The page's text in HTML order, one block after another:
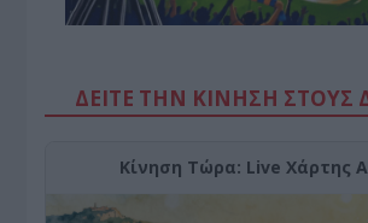
ΔΕΙΤΕ ΤΗΝ ΚΙΝΗΣΗ
Κίνηση Τώρα: Live Χάρτης